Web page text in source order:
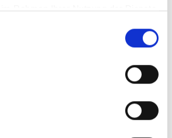
Rahmen Ihrer Nutzung der Dienste